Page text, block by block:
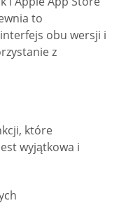
to
obu wersji i
z
które
wyjątkowa i